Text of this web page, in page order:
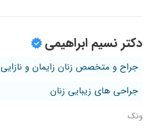
دکتر نسیم ابراهیمی
جراح و متخصص زنان زایمان و نازایی
جراحی های زیبایی زنان
ونک